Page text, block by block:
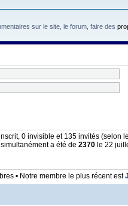
sur le site, le forum, faire des
0 invisible et 135 invités (selon
a été de 2370 le 22
• Notre membre le plus récent est